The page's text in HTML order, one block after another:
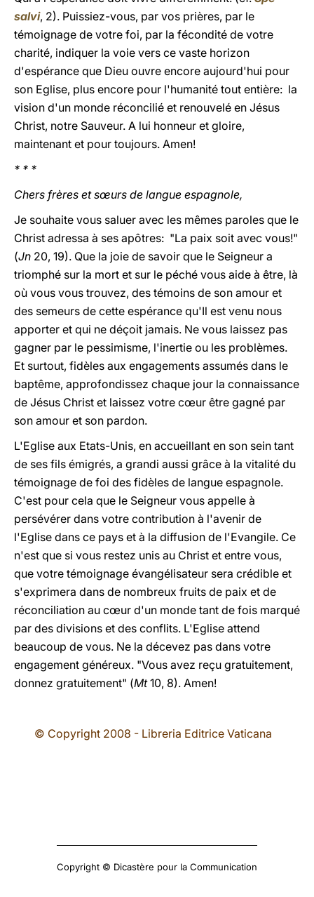
salvi, 2). Puissiez-vous, par vos prières, par le
témoignage de votre foi, par la fécondité de votre
charité, indiquer la voie vers ce vaste horizon
d'espérance que Dieu ouvre encore aujourd'hui pour
son Eglise, plus encore pour l'humanité tout entière: la
vision d'un monde réconcilié et renouvelé en Jésus
Christ, notre Sauveur. A lui honneur et gloire,
maintenant et pour toujours. Amen!
* * *
Chers frères et sœurs de langue espagnole,
Je souhaite vous saluer avec les mêmes paroles que le
Christ adressa à ses apôtres: "La paix soit avec vous!"
(Jn 20, 19). Que la joie de savoir que le Seigneur a
triomphé sur la mort et sur le péché vous aide à être, là
où vous vous trouvez, des témoins de son amour et
des semeurs de cette espérance qu'Il est venu nous
apporter et qui ne déçoit jamais. Ne vous laissez pas
gagner par le pessimisme, l'inertie ou les problèmes.
Et surtout, fidèles aux engagements assumés dans le
baptême, approfondissez chaque jour la connaissance
de Jésus Christ et laissez votre cœur être gagné par
son amour et son pardon.
L'Eglise aux Etats-Unis, en accueillant en son sein tant
de ses fils émigrés, a grandi aussi grâce à la vitalité du
témoignage de foi des fidèles de langue espagnole.
C'est pour cela que le Seigneur vous appelle à
persévérer dans votre contribution à l'avenir de
l'Eglise dans ce pays et à la diffusion de l'Evangile. Ce
n'est que si vous restez unis au Christ et entre vous,
que votre témoignage évangélisateur sera crédible et
s'exprimera dans de nombreux fruits de paix et de
réconciliation au cœur d'un monde tant de fois marqué
par des divisions et des conflits. L'Eglise attend
beaucoup de vous. Ne la décevez pas dans votre
engagement généreux. "Vous avez reçu gratuitement,
donnez gratuitement" (Mt10, 8). Amen!
© Copyright 2008 - Libreria Editrice Vaticana
Copyright © Dicastère pour la Communication